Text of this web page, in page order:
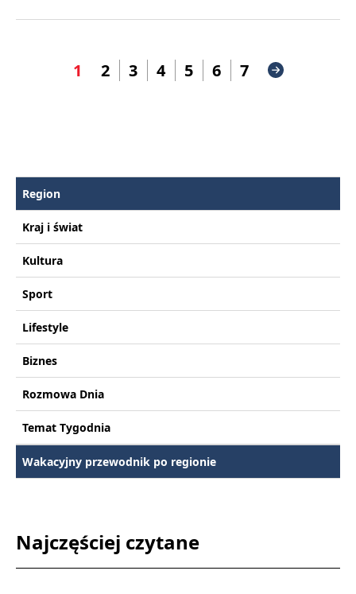
1 2 3 4 5 6 7
Region
Kraj i świat
Kultura
Sport
Lifestyle
Biznes
Rozmowa Dnia
Temat Tygodnia
Wakacyjny przewodnik po regionie
Najczęściej czytane